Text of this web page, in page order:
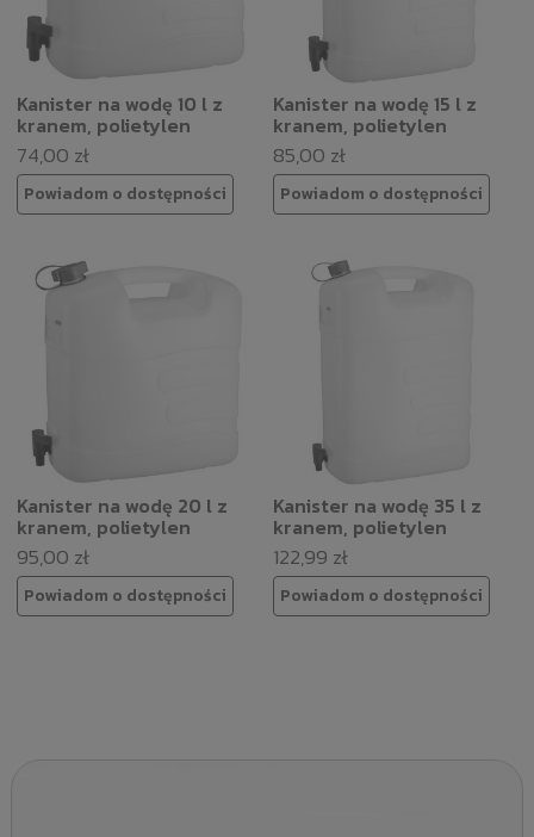
Kanister na wodę 10 l z
kranem, polietylen
74,00 zł
Powiadom o dostępności
Kanister na wodę 15 l z
kranem, polietylen
85,00 zł
Powiadom o dostępności
Kanister na wodę 20 l z
kranem, polietylen
95,00 zł
Powiadom o dostępności
Kanister na wodę 35 l z
kranem, polietylen
122,99 zł
Powiadom o dostępności